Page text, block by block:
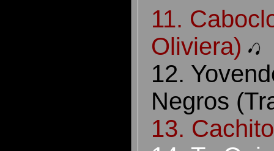
11.
Oliviera)
12.
Negros
13.